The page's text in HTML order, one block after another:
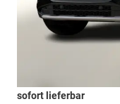
sofort lieferbar